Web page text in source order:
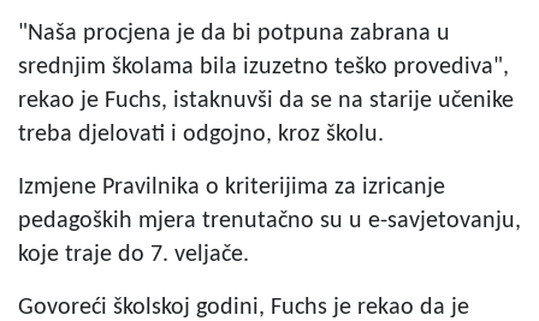
"Naša procjena je da bi potpuna zabrana u
srednjim školama bila izuzetno teško provediva",
rekao je Fuchs, istaknuvši da se na starije učenike
treba djelovati i odgojno, kroz školu.
Izmjene Pravilnika o kriterijima za izricanje
pedagoških mjera trenutačno su u e-savjetovanju,
koje traje do 7. veljače.
Govoreći školskoj godini, Fuchs je rekao da je